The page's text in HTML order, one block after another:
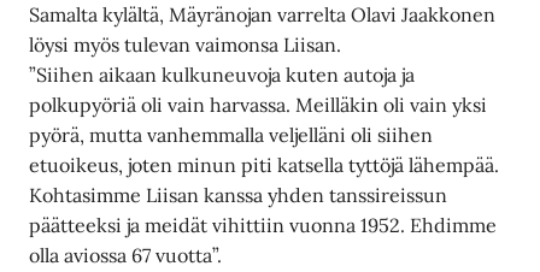
Samalta kylältä, Mäyränojan varrelta Olavi Jaakkonen
löysi myös tulevan vaimonsa Liisan.
”Siihen aikaan kulkuneuvoja kuten autoja ja
polkupyöriä oli vain harvassa. Meilläkin oli vain yksi
pyörä, mutta vanhemmalla veljelläni oli siihen
etuoikeus, joten minun piti katsella tyttöjä lähempää.
Kohtasimme Liisan kanssa yhden tanssireissun
päätteeksi ja meidät vihittiin vuonna 1952. Ehdimme
olla aviossa 67 vuotta”.